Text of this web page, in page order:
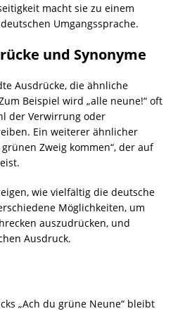
macht sie zu einem
Umgangssprache.
und Synonyme
Ausdrücke, die ähnliche
Beispiel wird „alle neune!“ oft
der Verwirrung oder
Ein weiterer ähnlicher
Zweig kommen“, der auf
wie vielfältig die deutsche
Möglichkeiten, um
auszudrücken, und
Ausdruck.
„Ach du grüne Neune“ bleibt